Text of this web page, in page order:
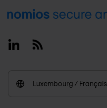
Footer
LinkedinRSS
Luxembourg / Français